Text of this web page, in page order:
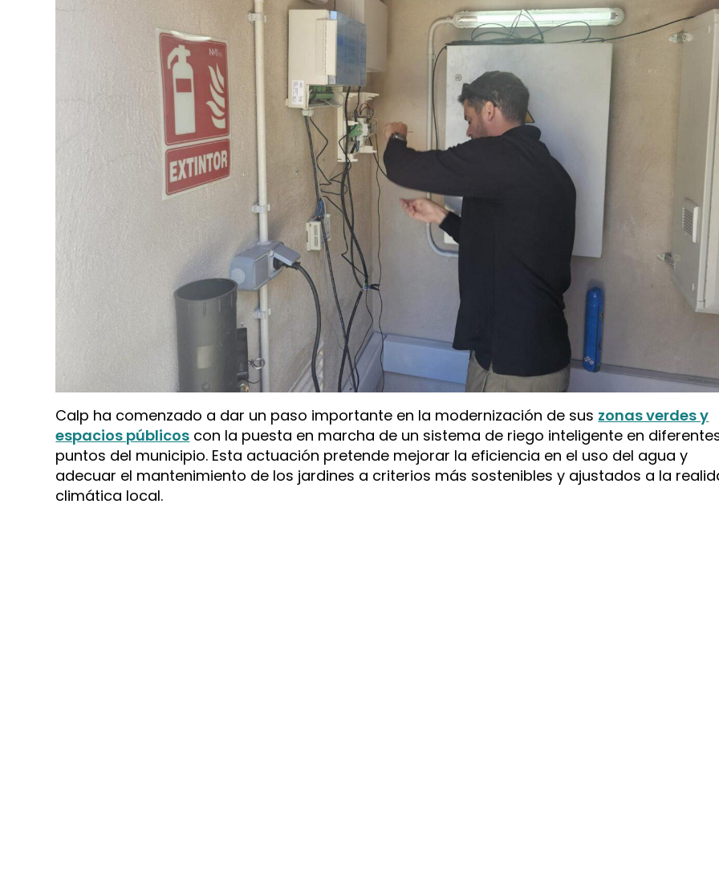
Calp ha comenzado a dar un paso importante en la modernización de sus zonas verdes y
espacios públicos con la puesta en marcha de un sistema de riego inteligente en
puntos del municipio. Esta actuación pretende mejorar la eficiencia en el uso del agua y
adecuar el mantenimiento de los jardines a criterios más sostenibles y ajustados a la
climática local.